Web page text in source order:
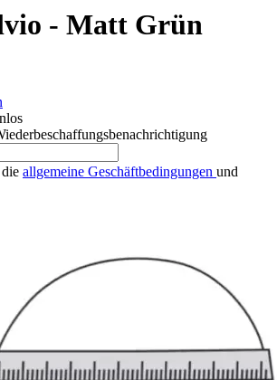
- Matt Grün
allgemeine Geschäftbedingungen und